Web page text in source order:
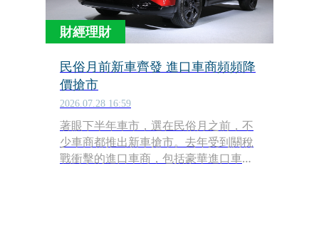
財經理財
民俗月前新車齊發 進口車商頻頻降
價搶市
2026.07.28 16:59
著眼下半年車市，選在民俗月之前，不
少車商都推出新車搶市。去年受到關稅
戰衝擊的進口車商，包括豪華進口車的